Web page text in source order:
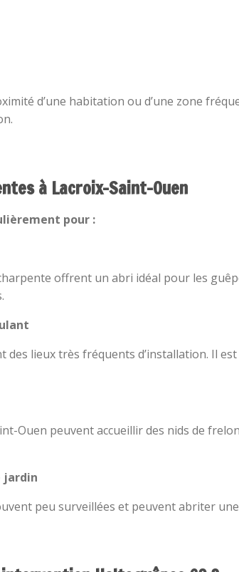
d’une habitation ou d’une zone
à Lacroix-Saint-Ouen
pour :
offrent un abri idéal pour les
des lieux très fréquents d’installation. Il
Ouen peuvent accueillir des nids de
jardin
peu surveillées et peuvent abriter